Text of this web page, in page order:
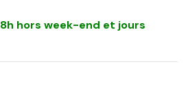
hors week-end et jours